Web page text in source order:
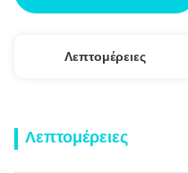
Λεπτομέρειες
Λεπτομέρειες